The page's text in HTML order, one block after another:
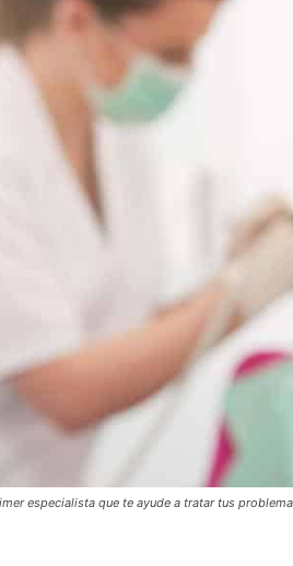
especialista que te ayude a tratar tus